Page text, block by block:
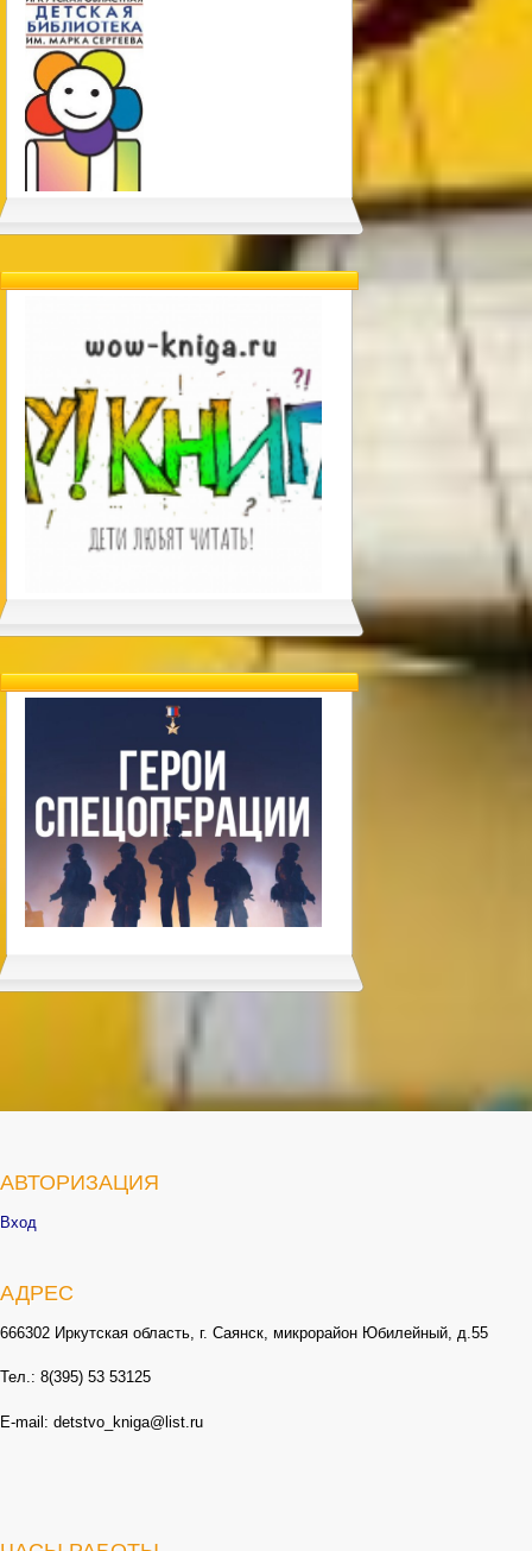
АВТОРИЗАЦИЯ
Вход
АДРЕС
666302 Иркутская область, г. Саянск, микрорайон Юбилейный, д.55
Тел.: 8(395) 53 53125
E-mail: detstvo_kniga@list.ru